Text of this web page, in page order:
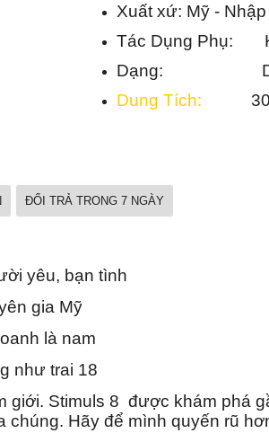
Xuất xứ: Mỹ -
Tác Dụng Phụ:
Dạng: Dạng
Dung Tích:
30
ĐỔI TRẢ TRONG 7 NGÀY
yêu, bạn tình
gia Mỹ
là nam
như trai 18
Stimuls 8 được khám phá
Hãy để mình quyến rũ